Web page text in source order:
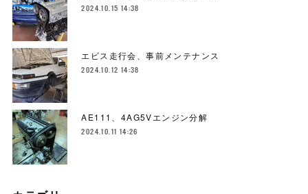
2024.10.15 14:38
エビス走行会、事前メンテナンス
2024.10.12 14:38
AE111、4AG5Vエンジン分解
2024.10.11 14:26